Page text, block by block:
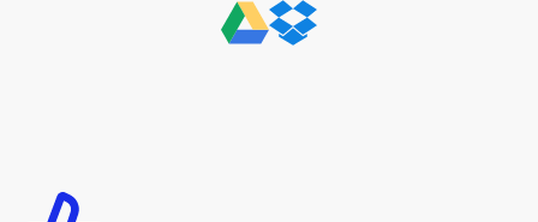
Ücretsiz Şarkı Düzenleme